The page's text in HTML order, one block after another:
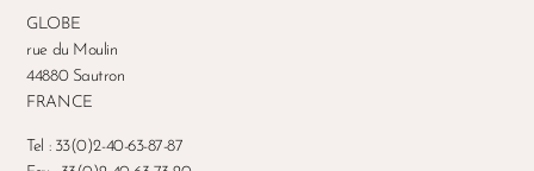
GLOBE
rue du Moulin
44880 Sautron
FRANCE
Tel : 33(0)2-40-63-87-87